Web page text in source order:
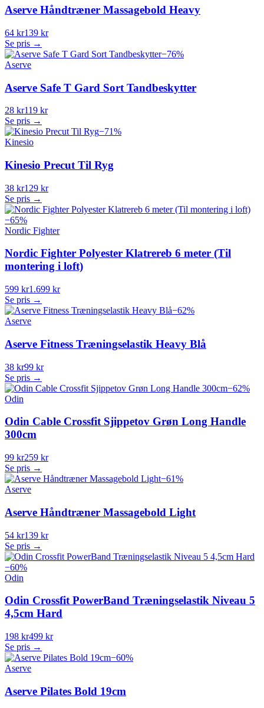
Aserve Håndtræner Massagebold Heavy
64 kr139 kr
Se pris →
−76%
Aserve
Aserve Safe T Gard Sort Tandbeskytter
28 kr119 kr
Se pris →
−71%
Kinesio
Kinesio Precut Til Ryg
38 kr129 kr
Se pris →
−65%
Nordic Fighter
Nordic Fighter Polyester Klatrereb 6 meter (Til
montering i loft)
599 kr1.699 kr
Se pris →
−62%
Aserve
Aserve Fitness Træningselastik Heavy Blå
38 kr99 kr
Se pris →
−62%
Odin
Odin Cable Crossfit Sjippetov Grøn Long Handle
300cm
99 kr259 kr
Se pris →
−61%
Aserve
Aserve Håndtræner Massagebold Light
54 kr139 kr
Se pris →
−60%
Odin
Odin Crossfit PowerBand Træningselastik Niveau 5
4,5cm Hard
198 kr499 kr
Se pris →
−60%
Aserve
Aserve Pilates Bold 19cm